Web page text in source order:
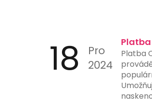
18
Pro
2024
Platba
Platba